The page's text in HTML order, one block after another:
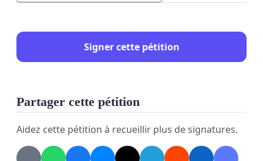
de suspendre la décision de suppression des barbecues
publics ;
espace de vivre-ensemble tout en garantissant le respect
de rencontre accessible à toutes et tous, nous appelons la
Signer cette pétition
Partager cette pétition
Aidez cette pétition à recueillir plus de signatures.